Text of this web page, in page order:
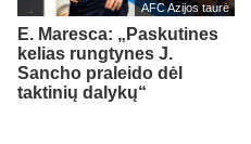
AFC Azijos taurė
E. Maresca: „Paskutines
kelias rungtynes J.
Sancho praleido dėl
taktinių dalykų“